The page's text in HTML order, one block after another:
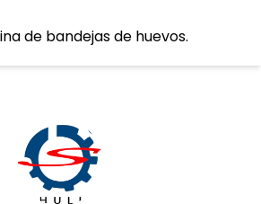
de bandejas de huevos.